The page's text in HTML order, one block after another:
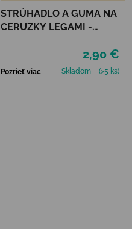
STRÚHADLO A GUMA NA
CERUZKY LEGAMI -
2,90 €
Pozrieť viac Skladom (>5 ks)